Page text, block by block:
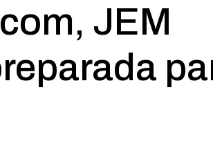
JEM